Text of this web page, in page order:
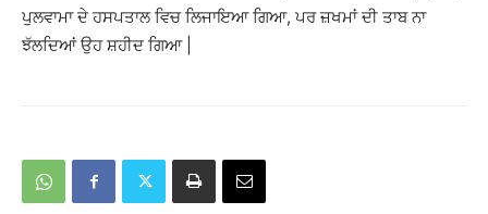
ਪੁਲਵਾਮਾ ਦੇ ਹਸਪਤਾਲ ਵਿਚ ਲਿਜਾਇਆ ਗਿਆ, ਪਰ ਜ਼ਖਮਾਂ ਦੀ ਤਾਬ ਨਾ
ਝੱਲਦਿਆਂ ਉਹ ਸ਼ਹੀਦ ਗਿਆ |